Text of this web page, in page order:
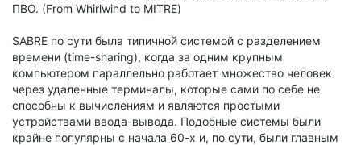
ПВО. (From Whirlwind to MITRE)
SABRE по сути была типичной системой с разделением
времени (time-sharing), когда за одним крупным
компьютером параллельно работает множество человек
через удаленные терминалы, которые сами по себе не
способны к вычислениям и являются простыми
устройствами ввода-вывода. Подобные системы были
крайне популярны с начала 60-х и, по сути, были главным